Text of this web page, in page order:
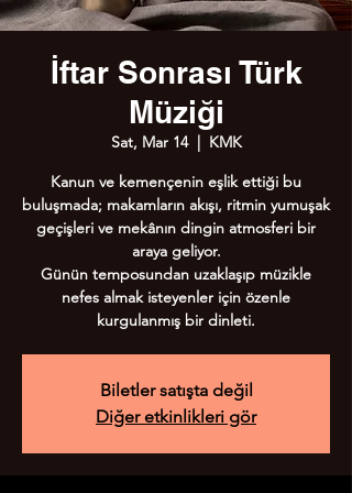
İftar Sonrası Türk
Müziği
Sat, Mar 14
  |
KMK
Kanun ve kemençenin eşlik ettiği bu
buluşmada; makamların akışı, ritmin yumuşak
geçişleri ve mekânın dingin atmosferi bir
araya geliyor.
Günün temposundan uzaklaşıp müzikle
nefes almak isteyenler için özenle
kurgulanmış bir dinleti.
Biletler satışta değil
Diğer etkinlikleri gör